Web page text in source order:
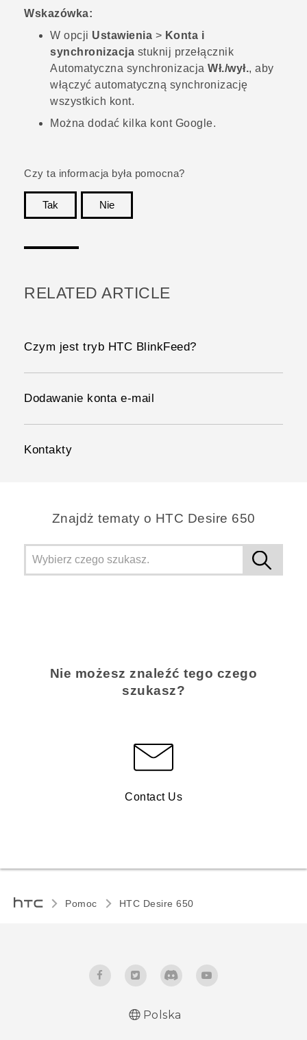
Wskazówka:
W opcji Ustawienia > Konta i
synchronizacja stuknij przełącznik
Automatyczna synchronizacja Wł./wył., aby
włączyć automatyczną synchronizację
wszystkich kont.
Można dodać kilka kont Google.
Czy ta informacja była pomocna?
Tak
Nie
RELATED ARTICLE
Czym jest tryb HTC BlinkFeed?
Dodawanie konta e-mail
Kontakty
Znajdż tematy o HTC Desire 650
Nie możesz znaleźć tego czego
szukasz?
Contact Us
Pomoc HTC Desire 650‎
Polska